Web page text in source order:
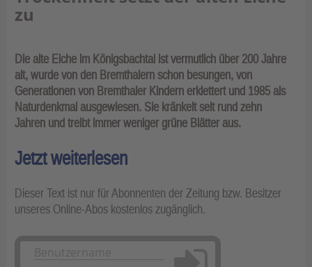
zu
Die alte Eiche im Königsbachtal ist vermutlich über 200 Jahre
alt, wurde von den Bremthalern schon besungen, von
Generationen von Bremthaler Kindern erklettert und 1985 als
Naturdenkmal ausgewiesen. Sie kränkelt seit rund zehn
Jahren und treibt immer weniger grüne Blätter aus.
Jetzt weiterlesen
Dieser Text ist nur für Abonnenten der Zeitung bzw. Besitzer
unseres Online-Abos kostenlos zugänglich.
Anmelden
en